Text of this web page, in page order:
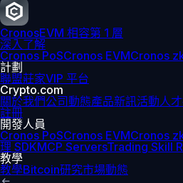
CronosEVM 相容第 1 層
深入了解
Cronos PoSCronos EVMCronos
計劃
聯盟莊家VIP 平台
Crypto.com
關於我們公司動態產品新訊活動人
註冊
開發人員
Cronos PoSCronos EVMCronos
理 SDKMCP ServersTrading Skill
教學
教學Bitcoin研究市場動態